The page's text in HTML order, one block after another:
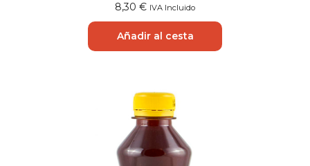
8,30 € IVA Incluido
Añadir al cesta